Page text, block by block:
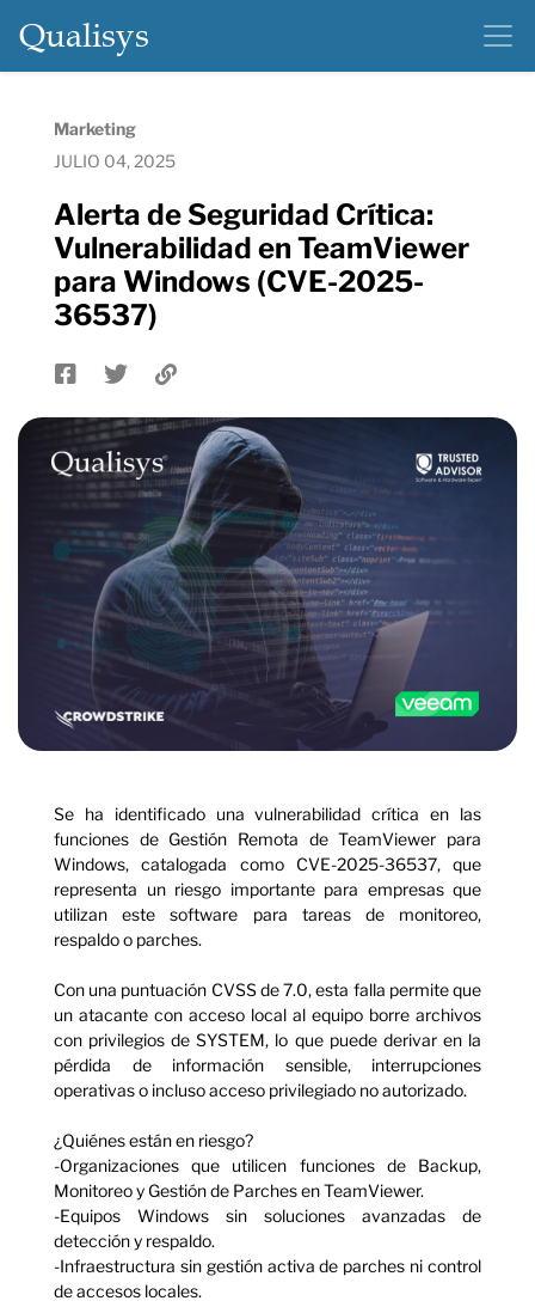
Qualisys
Marketing
JULIO 04, 2025
Alerta de Seguridad Crítica:
Vulnerabilidad en TeamViewer
para Windows (CVE-2025-
36537)
Se ha identificado una vulnerabilidad crítica en las
funciones de Gestión Remota de TeamViewer para
Windows, catalogada como CVE-2025-36537, que
representa un riesgo importante para empresas que
utilizan este software para tareas de monitoreo,
respaldo o parches.
Con una puntuación CVSS de 7.0, esta falla permite que
un atacante con acceso local al equipo borre archivos
con privilegios de SYSTEM, lo que puede derivar en la
pérdida de información sensible, interrupciones
operativas o incluso acceso privilegiado no autorizado.
¿Quiénes están en riesgo?
-Organizaciones que utilicen funciones de Backup,
Monitoreo y Gestión de Parches en TeamViewer.
-Equipos Windows sin soluciones avanzadas de
detección y respaldo.
-Infraestructura sin gestión activa de parches ni control
de accesos locales.